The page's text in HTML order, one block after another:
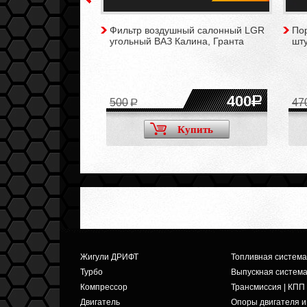
в сборе со
ВолгаАвтоПром
Приора,
4165
Фильтр воздушный салонный LGR
угольный ВАЗ Калина, Гранта
400
500
Купить
Жигули ДРИФТ
Турбо
Компрессор
Двигатель
Топливная система
Выпускная система
Трансмиссия | КПП
Опоры двигателя